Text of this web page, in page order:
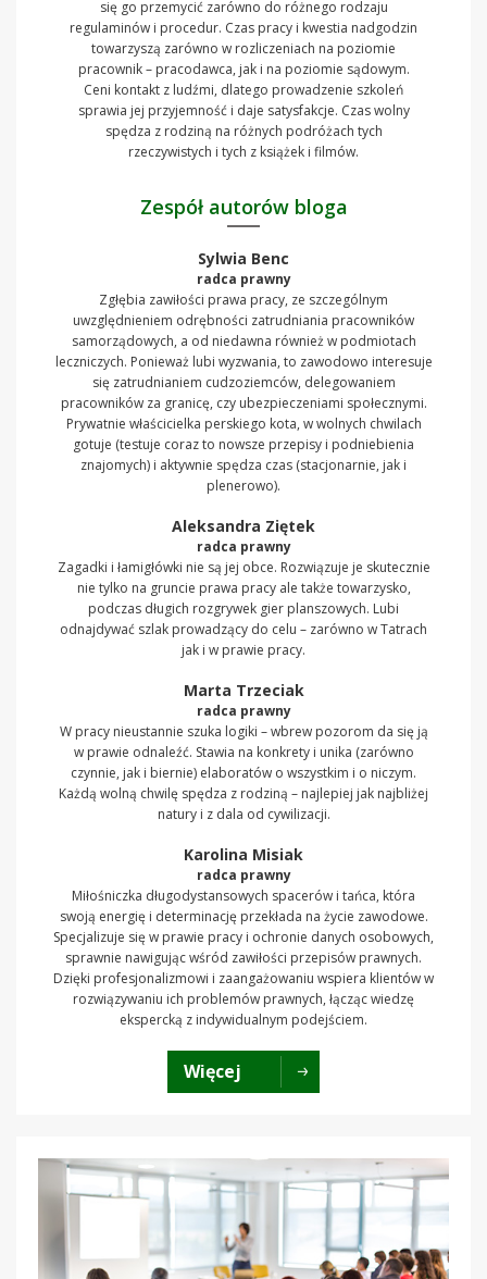
się go przemycić zarówno do różnego rodzaju
regulaminów i procedur. Czas pracy i kwestia nadgodzin
towarzyszą zarówno w rozliczeniach na poziomie
pracownik – pracodawca, jak i na poziomie sądowym.
Ceni kontakt z ludźmi, dlatego prowadzenie szkoleń
sprawia jej przyjemność i daje satysfakcje. Czas wolny
spędza z rodziną na różnych podróżach tych
rzeczywistych i tych z książek i filmów.
Zespół autorów bloga
Sylwia Benc
radca prawny
Zgłębia zawiłości prawa pracy, ze szczególnym
uwzględnieniem odrębności zatrudniania pracowników
samorządowych, a od niedawna również w podmiotach
leczniczych. Ponieważ lubi wyzwania, to zawodowo interesuje
się zatrudnianiem cudzoziemców, delegowaniem
pracowników za granicę, czy ubezpieczeniami społecznymi.
Prywatnie właścicielka perskiego kota, w wolnych chwilach
gotuje (testuje coraz to nowsze przepisy i podniebienia
znajomych) i aktywnie spędza czas (stacjonarnie, jak i
plenerowo).
Aleksandra Ziętek
radca prawny
Zagadki i łamigłówki nie są jej obce. Rozwiązuje je skutecznie
nie tylko na gruncie prawa pracy ale także towarzysko,
podczas długich rozgrywek gier planszowych. Lubi
odnajdywać szlak prowadzący do celu – zarówno w Tatrach
jak i w prawie pracy.
Marta Trzeciak
radca prawny
W pracy nieustannie szuka logiki – wbrew pozorom da się ją
w prawie odnaleźć. Stawia na konkrety i unika (zarówno
czynnie, jak i biernie) elaboratów o wszystkim i o niczym.
Każdą wolną chwilę spędza z rodziną – najlepiej jak najbliżej
natury i z dala od cywilizacji.
Karolina Misiak
radca prawny
Miłośniczka długodystansowych spacerów i tańca, która
swoją energię i determinację przekłada na życie zawodowe.
Specjalizuje się w prawie pracy i ochronie danych osobowych,
sprawnie nawigując wśród zawiłości przepisów prawnych.
Dzięki profesjonalizmowi i zaangażowaniu wspiera klientów w
rozwiązywaniu ich problemów prawnych, łącząc wiedzę
ekspercką z indywidualnym podejściem.
Więcej